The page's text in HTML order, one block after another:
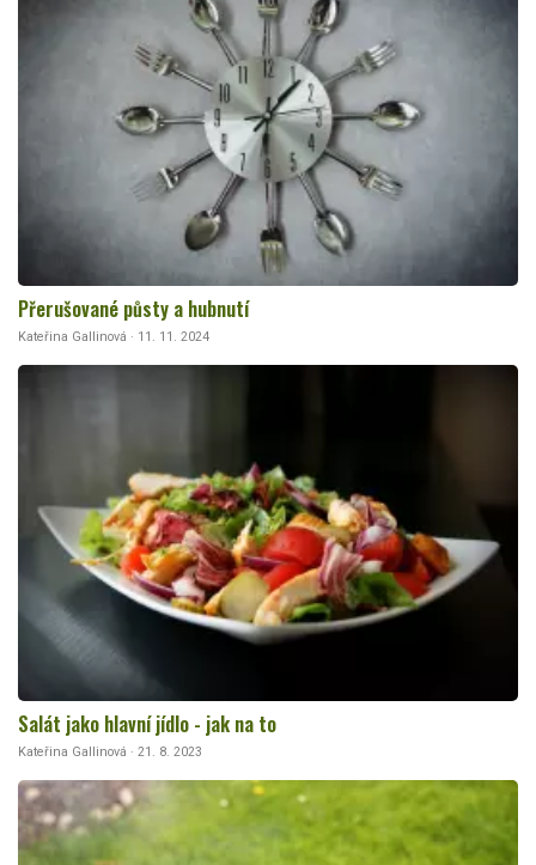
Přerušované půsty a hubnutí
Kateřina Gallinová · 11. 11. 2024
Salát jako hlavní jídlo - jak na to
Kateřina Gallinová · 21. 8. 2023